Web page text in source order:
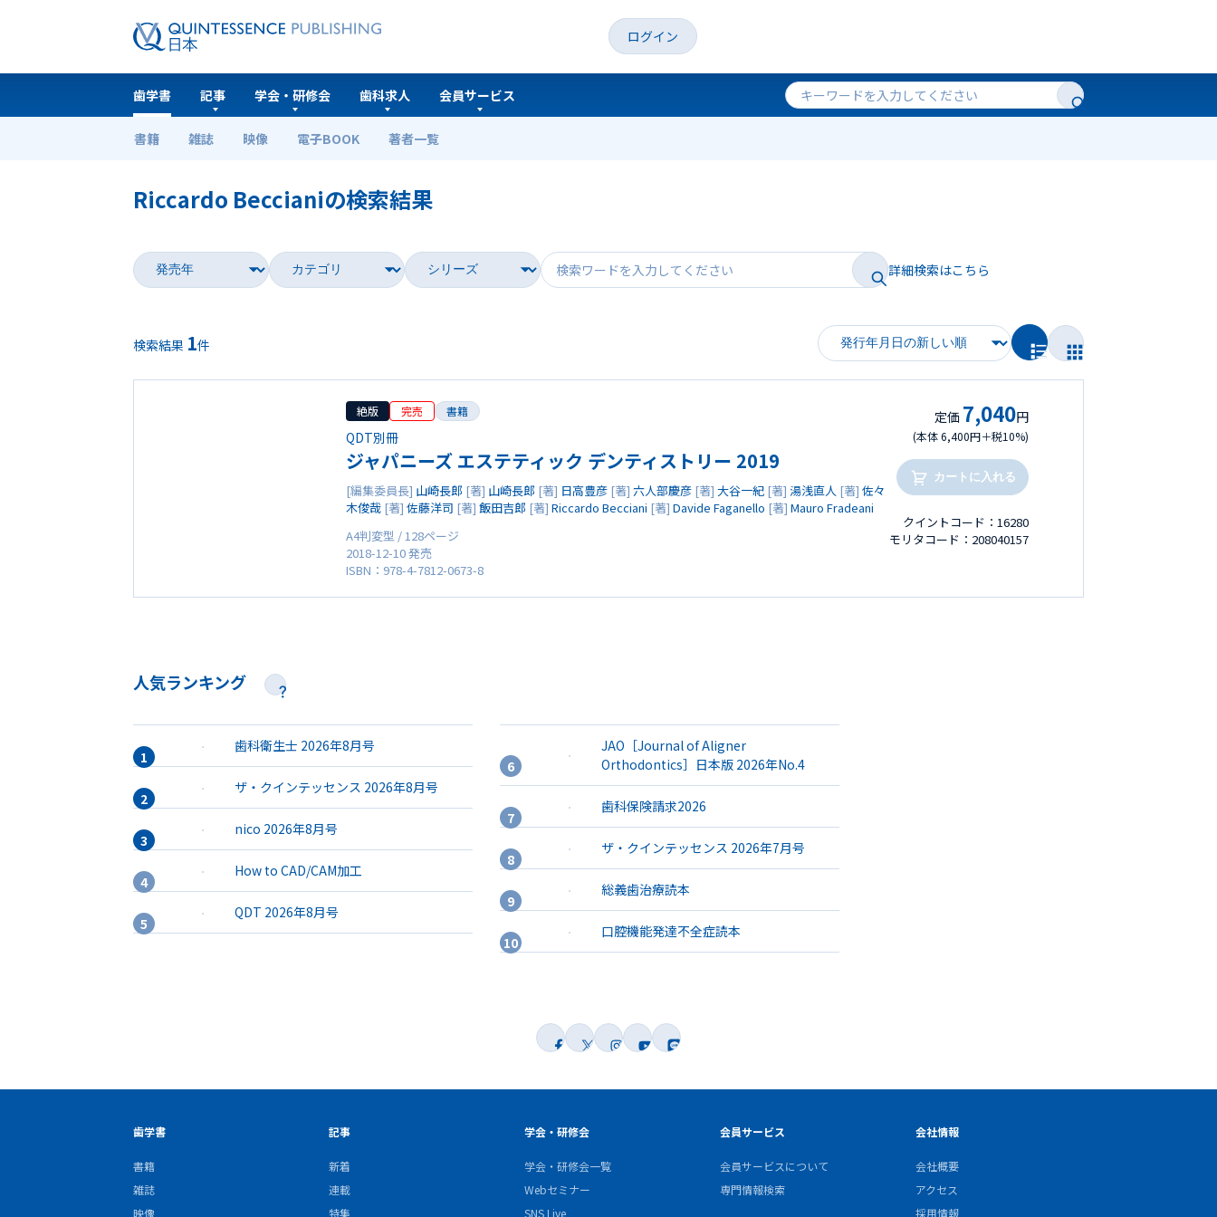
ログイン
歯学書
書籍 雑誌 映像 電子BOOK 著者一覧
記事 学会・研修会 歯科求人 会員サービス
ホーム 歯学書
Riccardo Beccianiの検索結果
詳細検索はこちら
検索結果 1件
絶版 完売 書籍
QDT別冊
ジャパニーズ エステティック デンティストリー 2019
[編集委員長] 山崎長郎 [著] 山崎長郎 [著] 日高豊彦 [著] 六人部慶彦 [著] 大谷一紀 [著] 湯浅直人 [著] 佐々
木俊哉 [著] 佐藤洋司 [著] 飯田吉郎 [著] Riccardo Becciani [著] Davide Faganello [著] Mauro Fradeani
A4判変型 / 128ページ
2018-12-10 発売
ISBN：978-4-7812-0673-8
定価 7,040円
(本体 6,400円＋税10%)
カートに入れる
クイントコード：16280
モリタコード：208040157
人気ランキング
歯科衛生士 2026年8月号
ザ・クインテッセンス 2026年8月号
nico 2026年8月号
How to CAD/CAM加工
QDT 2026年8月号
JAO［Journal of Aligner
Orthodontics］日本版 2026年No.4
歯科保険請求2026
ザ・クインテッセンス 2026年7月号
総義歯治療読本
口腔機能発達不全症読本
歯学書
書籍
雑誌
映像
記事
新着
連載
特集
学会・研修会
学会・研修会一覧
Webセミナー
SNS Live
会員サービス
会員サービスについて
専門情報検索
会社情報
会社概要
アクセス
採用情報